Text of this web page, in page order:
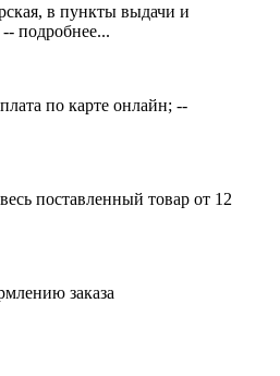
в пункты выдачи и
подробнее...
по карте онлайн; --
поставленный товар от 12
заказа